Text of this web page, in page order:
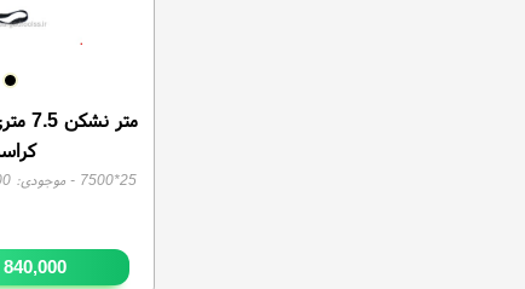
25*7500 - موجودی:
840,000